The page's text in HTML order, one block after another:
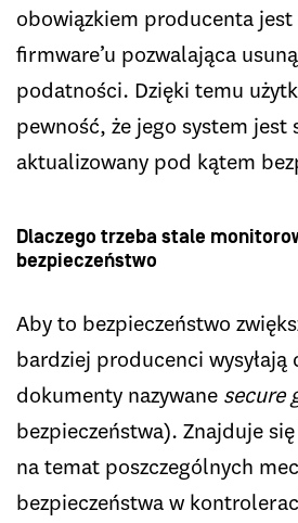
obowiązkiem producenta
firmware’u pozwalająca
podatności. Dzięki temu
pewność, że jego system jest
aktualizowany pod kątem
Dlaczego trzeba stale
bezpieczeństwo
Aby to bezpieczeństwo
bardziej producenci
dokumenty nazywane secure
bezpieczeństwa). Znajduje
na temat poszczególnych
bezpieczeństwa w